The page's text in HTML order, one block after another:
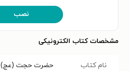
نصب
مشخصات کتاب الکترونیکی
نام کتاب حضرت حجت (عج)